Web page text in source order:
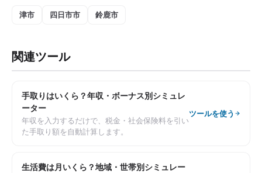
津市 四日市市 鈴鹿市
関連ツール
手取りはいくら？年収・ボーナス別シミュレ
ーター
年収を入力するだけで、税金・社会保険料を引い
た手取り額を自動計算します。
ツールを使う
生活費は月いくら？地域・世帯別シミュレー